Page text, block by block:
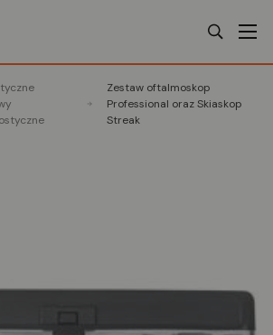
Zestaw oftalmoskop
Professional oraz Skiaskop
Streak